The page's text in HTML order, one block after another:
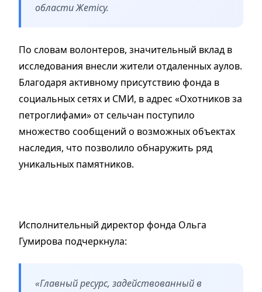
области Жетісу.
По словам волонтеров, значительный вклад в
исследования внесли жители отдаленных аулов.
Благодаря активному присутствию фонда в
социальных сетях и СМИ, в адрес «Охотников за
петроглифами» от сельчан поступило
множество сообщений о возможных объектах
наследия, что позволило обнаружить ряд
уникальных памятников.
Исполнительный директор фонда Ольга
Гумирова подчеркнула:
«Главный ресурс, задействованный в